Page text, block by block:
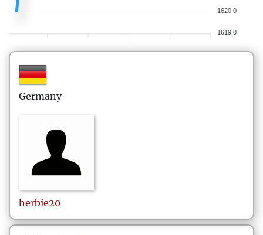
1620.0
1619.0
Germany
herbie20